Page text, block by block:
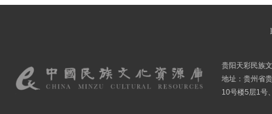
贵阳天彩民族
地址：贵州省
10号楼5层1号